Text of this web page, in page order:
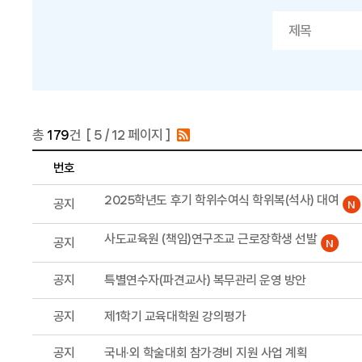
총 179건 [ 5 / 12 페이지 ]
번호
공지 2025학년도 후기 학위수여식 학위복(석사) 대여
공지 사도교육원 (책임)연구조교 근로장학생 선발
공지 특별연수자(파견교사) 복무관리 운영 방안
공지 제1학기 교육대학원 강의평가
공지 국내·외 학술대회 참가경비 지원 사업 계획